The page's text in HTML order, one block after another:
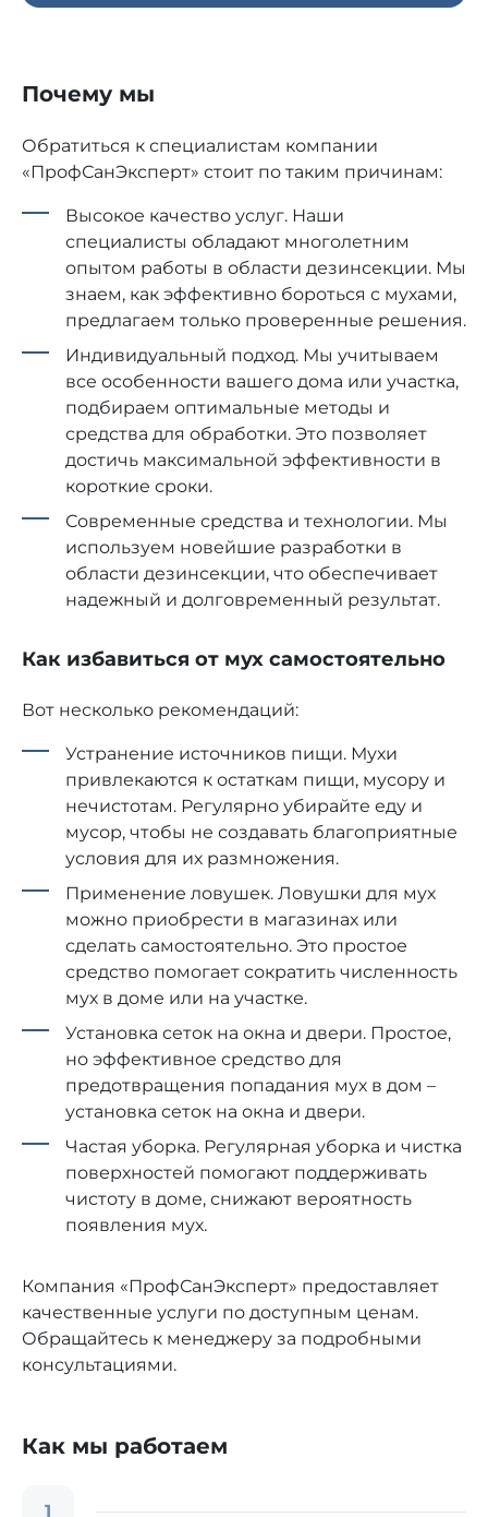
Почему мы
Обратиться к специалистам компании
«ПрофСанЭксперт» стоит по таким причинам:
Высокое качество услуг. Наши
специалисты обладают многолетним
опытом работы в области дезинсекции. Мы
знаем, как эффективно бороться с мухами,
предлагаем только проверенные решения.
Индивидуальный подход. Мы учитываем
все особенности вашего дома или участка,
подбираем оптимальные методы и
средства для обработки. Это позволяет
достичь максимальной эффективности в
короткие сроки.
Современные средства и технологии. Мы
используем новейшие разработки в
области дезинсекции, что обеспечивает
надежный и долговременный результат.
Как избавиться от мух самостоятельно
Вот несколько рекомендаций:
Устранение источников пищи. Мухи
привлекаются к остаткам пищи, мусору и
нечистотам. Регулярно убирайте еду и
мусор, чтобы не создавать благоприятные
условия для их размножения.
Применение ловушек. Ловушки для мух
можно приобрести в магазинах или
сделать самостоятельно. Это простое
средство помогает сократить численность
мух в доме или на участке.
Установка сеток на окна и двери. Простое,
но эффективное средство для
предотвращения попадания мух в дом –
установка сеток на окна и двери.
Частая уборка. Регулярная уборка и чистка
поверхностей помогают поддерживать
чистоту в доме, снижают вероятность
появления мух.
Компания «ПрофСанЭксперт» предоставляет
качественные услуги по доступным ценам.
Обращайтесь к менеджеру за подробными
консультациями.
Как мы работаем
1